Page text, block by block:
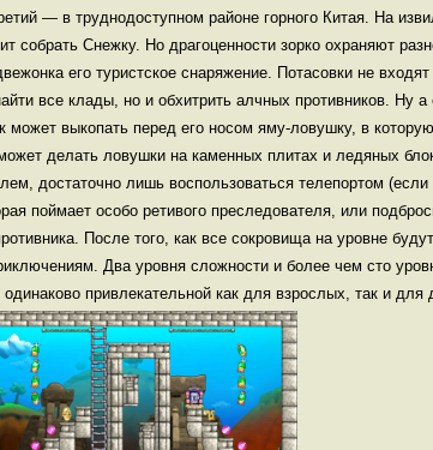
— в труднодоступном районе горного Китая. На
собрать Снежку. Но драгоценности зорко охраняют
его туристское снаряжение. Потасовки не
все клады, но и обхитрить алчных противников. Ну а
выкопать перед его носом яму-ловушку, в которую
делать ловушки на каменных плитах и ледяных
достаточно лишь воспользоваться телепортом (если
поймает особо ретивого преследователя, или
После того, как все сокровища на уровне
Два уровня сложности и более чем сто
привлекательной как для взрослых, так и для